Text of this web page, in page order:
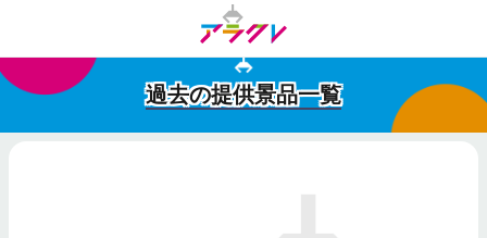
過去の提供景品一覧